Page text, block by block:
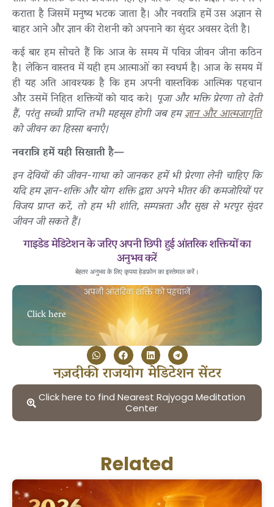
कराता है जिसमें मनुष्य भटक जाता है। और नवरात्रि हमें उस अज्ञान से
बाहर आने और ज्ञान की रोशनी को अपनाने का सुंदर अवसर देती है।
कई बार हम सोचते हैं कि आज के समय में पवित्र जीवन जीना कठिन
है। लेकिन वास्तव में यही हम आत्माओं का स्वधर्म है। आज के समय में
ही यह अति आवश्यक है कि हम अपनी वास्तविक आत्मिक पहचान
और उसमें निहित शक्तियों को याद करे। पूजा और भक्ति प्रेरणा तो देती
हैं, परंतु सच्ची प्राप्ति तभी महसूस होगी जब हमज्ञान और आत्मजागृति
को जीवन का हिस्सा बनाएँ।
नवरात्रि हमें यही सिखाती है—
इन देवियों की जीवन-गाथा को जानकर हमें भी प्रेरणा लेनी चाहिए कि
यदि हम ज्ञान-शक्ति और योग शक्ति द्वारा अपने भीतर की कमजोरियों पर
विजय प्राप्त करें, तो हम भी शांति, सम्पन्नता और सुख से भरपूर सुंदर
जीवन जी सकते हैं।
गाइडेड मेडिटेशन के जरिए अपनी छिपी हुई आंतरिक शक्तियों का
अनुभव करें
बेहतर अनुभव के लिए कृपया हेडफ़ोन का इस्तेमाल करें।
Click here
नज़दीकी राजयोग मेडिटेशन सेंटर
Click here to find Nearest Rajyoga Meditation
Center
Related